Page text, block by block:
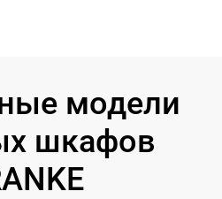
модели
шкафов